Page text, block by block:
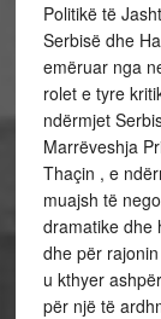
Politikë të
Serbisë dhe
emëruar nga
rolet e tyre
ndërmjet
Marrëveshja
Thaçin , e
muajsh të
dramatike dhe
dhe për
u kthyer
për një të